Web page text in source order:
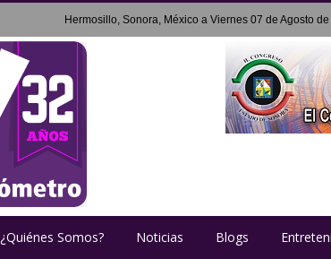
Hermosillo, Sonora, México a Viernes 07 de Agosto
¿Quiénes Somos? Noticias Blogs